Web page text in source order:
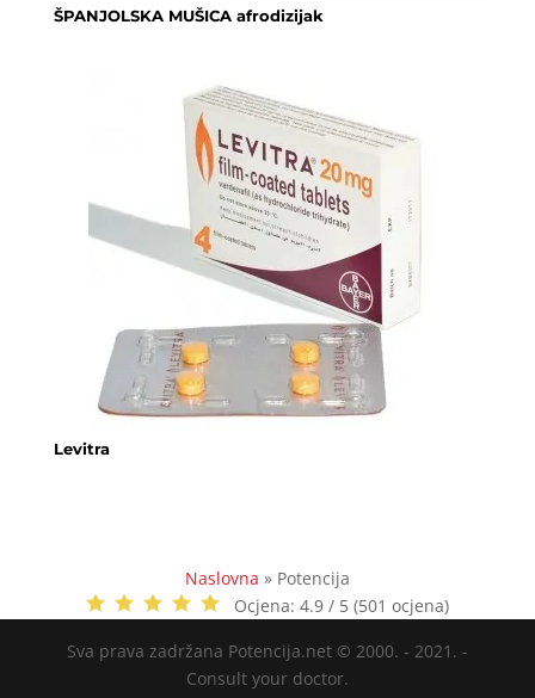
ŠPANJOLSKA MUŠICA afrodizijak
Levitra
Naslovna » Potencija
Ocjena: 4.9 / 5 (501 ocjena)
Sva prava zadržana Potencija.net © 2000. - 2021. -
Consult your doctor.